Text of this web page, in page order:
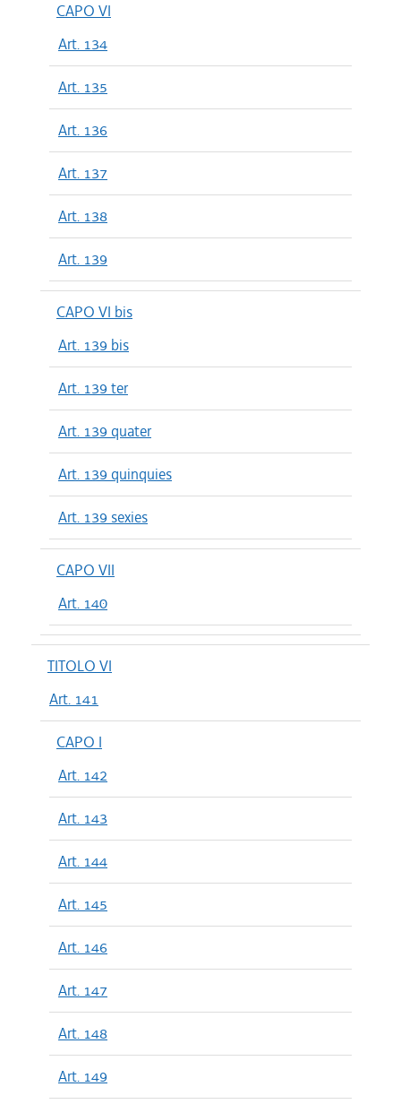
CAPO VI
Art. 134
Art. 135
Art. 136
Art. 137
Art. 138
Art. 139
CAPO VI bis
Art. 139 bis
Art. 139 ter
Art. 139 quater
Art. 139 quinquies
Art. 139 sexies
CAPO VII
Art. 140
TITOLO VI
Art. 141
CAPO I
Art. 142
Art. 143
Art. 144
Art. 145
Art. 146
Art. 147
Art. 148
Art. 149